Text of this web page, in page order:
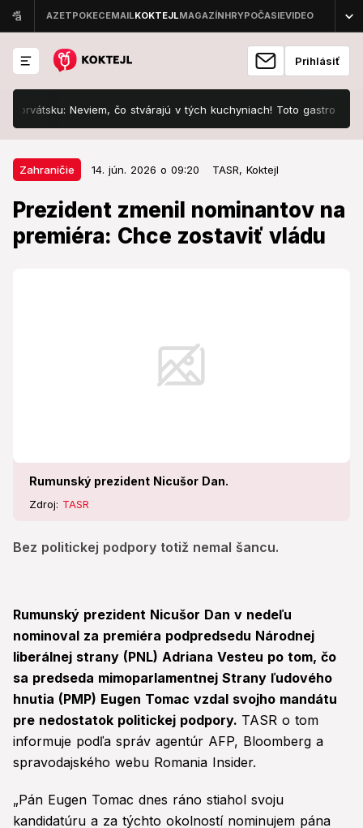
Prihlásiť
Neviem, čo stvárajú v tých kuchyniach! Toto gastro stojí za...
Zahraničie 14. jún. 2026 o 09:20 TASR, Koktejl
Prezident zmenil nominantov na
premiéra: Chce zostaviť vládu
Rumunský prezident Nicušor Dan.
Zdroj: TASR
Bez politickej podpory totiž nemal šancu.
Zahraničie 14. jún. 2026 o 09:20
Prezident zmenil nominantov na
premiéra: Chce zostaviť vládu
Rumunský prezident Nicušor Dan v nedeľu
nominoval za premiéra podpredsedu Národnej
liberálnej strany (PNL) Adriana Vesteu po tom, čo
sa predseda mimoparlamentnej Strany ľudového
hnutia (PMP) Eugen Tomac vzdal svojho mandátu
pre nedostatok politickej podpory. TASR o tom
informuje podľa správ agentúr AFP, Bloomberg a
spravodajského webu Romania Insider.
„Pán Eugen Tomac dnes ráno stiahol svoju
kandidatúru a za týchto okolností nominujem pána